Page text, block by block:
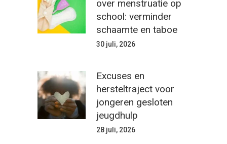
over menstruatie op
school: verminder
schaamte en taboe
30 juli, 2026
Excuses en
hersteltraject voor
jongeren gesloten
jeugdhulp
28 juli, 2026